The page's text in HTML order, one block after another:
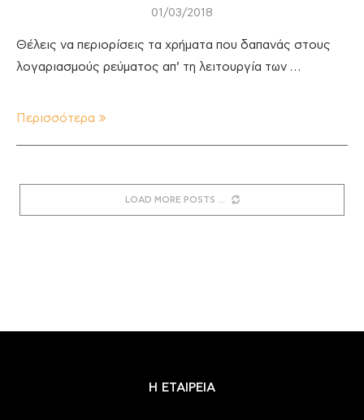
01/03/2018
Θέλεις να περιορίσεις τα χρήματα που δαπανάς στους
λογαριασμούς ρεύματος απ’ τη λειτουργία των …
Περισσότερα
LOAD MORE POSTS
Η ΕΤΑΙΡΕΙΑ